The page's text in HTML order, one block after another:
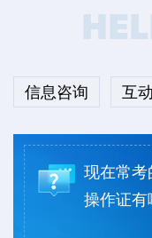
信息咨询 互
现在常考
操作证有